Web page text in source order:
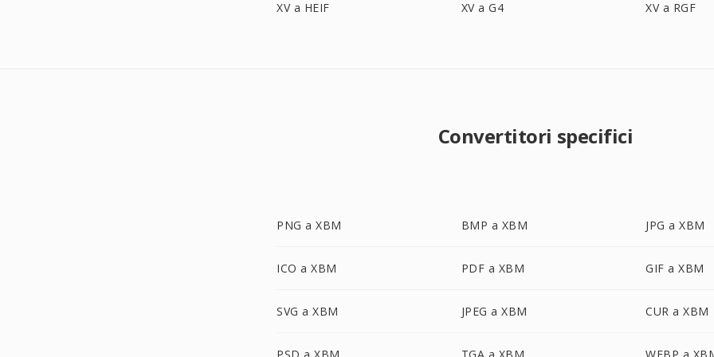
XV a HEIF XV a G4 XV a RGF
Convertitori specifici
PNG a XBM BMP a XBM JPG a XBM
ICO a XBM PDF a XBM GIF a XBM
SVG a XBM JPEG a XBM CUR a XBM